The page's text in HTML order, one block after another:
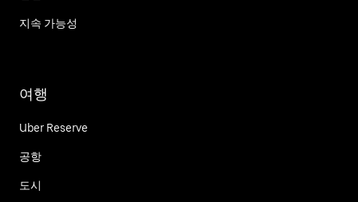
지속 가능성
여행
Uber Reserve
공항
도시